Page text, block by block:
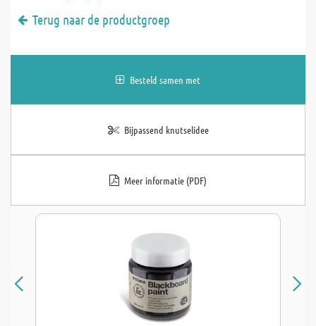
Terug naar de productgroep
Besteld samen met
Bijpassend knutselidee
Meer informatie (PDF)